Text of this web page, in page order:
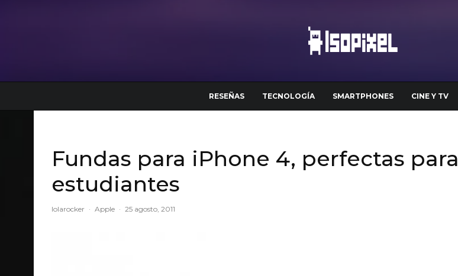
RESEÑAS TECNOLOGÍA SMARTPHONES CINE Y TV
Fundas para iPhone 4, perfectas para
estudiantes
lolarocker · Apple · 25 agosto, 2011